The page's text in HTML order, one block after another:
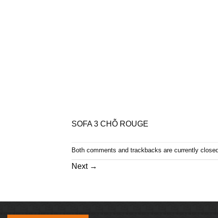
SOFA 3 CHỖ ROUGE
Both comments and trackbacks are currently
Next →